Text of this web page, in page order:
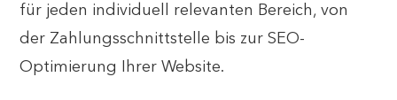
für jeden individuell relevanten Bereich, von
der Zahlungsschnittstelle bis zur SEO-
Optimierung Ihrer Website.